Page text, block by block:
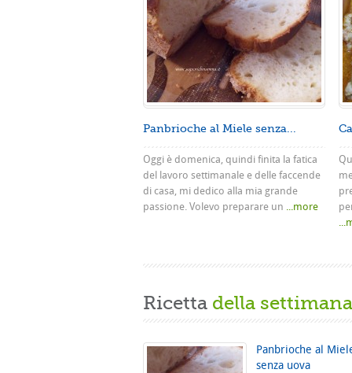
Panbrioche al Miele senza...
Oggi è domenica, quindi finita la fatica
del lavoro settimanale e delle faccende
di casa, mi dedico alla mia grande
passione. Volevo preparare un ...more
Ricetta della settimana
Panbrioche al
senza uova